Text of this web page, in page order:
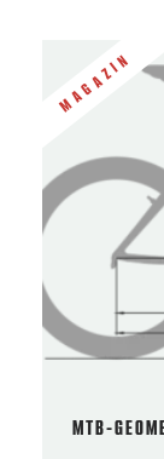
MAGAZIN
MTB-